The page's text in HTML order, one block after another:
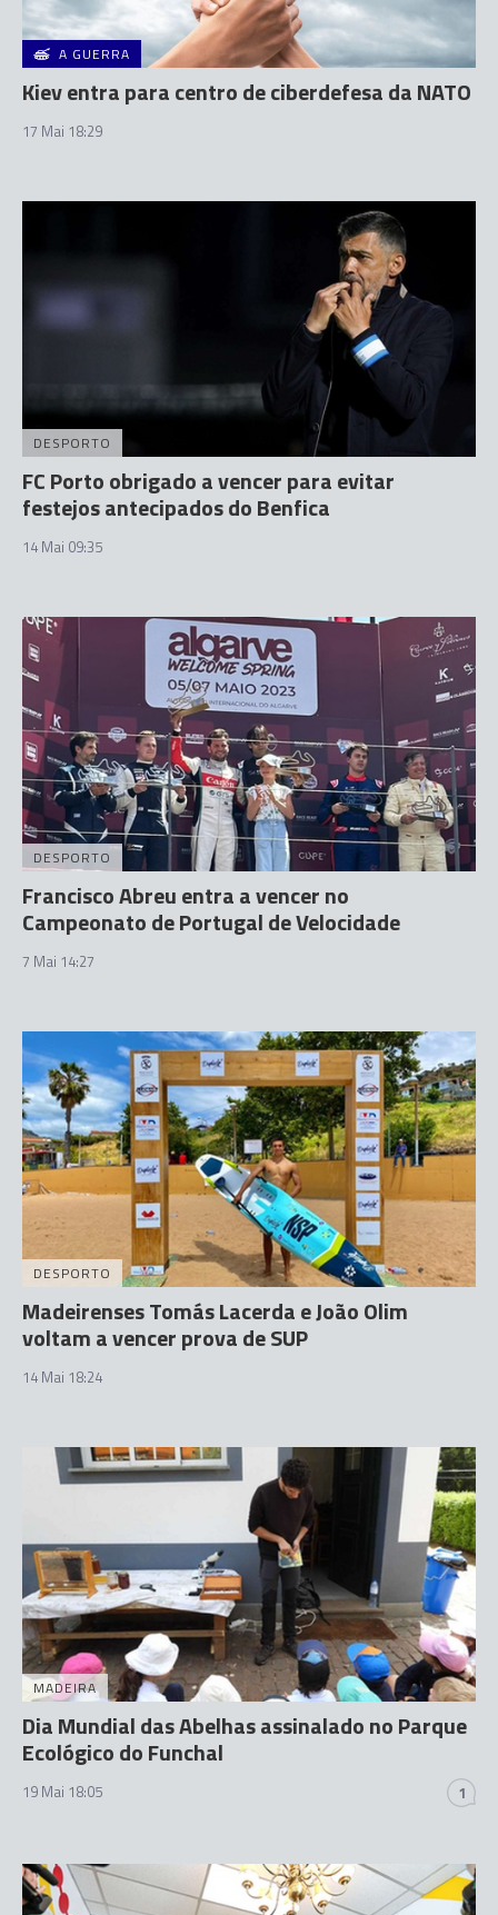
A GUERRA
Kiev entra para centro de ciberdefesa da NATO
17 Mai 18:29
DESPORTO
FC Porto obrigado a vencer para evitar
festejos antecipados do Benfica
14 Mai 09:35
DESPORTO
Francisco Abreu entra a vencer no
Campeonato de Portugal de Velocidade
7 Mai 14:27
DESPORTO
Madeirenses Tomás Lacerda e João Olim
voltam a vencer prova de SUP
14 Mai 18:24
MADEIRA
Dia Mundial das Abelhas assinalado no Parque
Ecológico do Funchal
19 Mai 18:05 1